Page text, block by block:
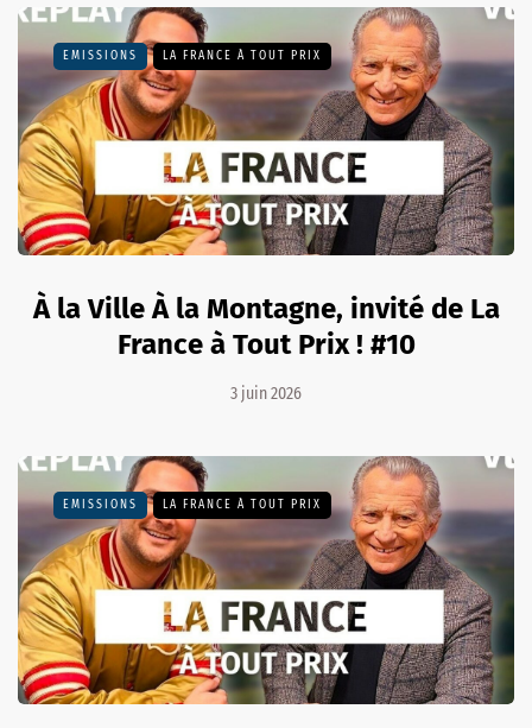
EMISSIONS LA FRANCE À TOUT PRIX
À la Ville À la Montagne, invité de La
France à Tout Prix ! #10
3 juin 2026
EMISSIONS LA FRANCE À TOUT PRIX